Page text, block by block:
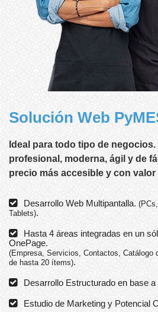
Solución Web
Ideal para todo tipo de
profesional, moderna, ágil y de
precio más accesible y con valor
Desarrollo Web Multipantalla.
Tablets).
Hasta 4 áreas integradas en un
OnePage.
(Empresa, Servicios, Contactos, Catálogo
de hasta 20 ítems).
Desarrollo Estructurado en base
Estudio de Marketing y Potencial